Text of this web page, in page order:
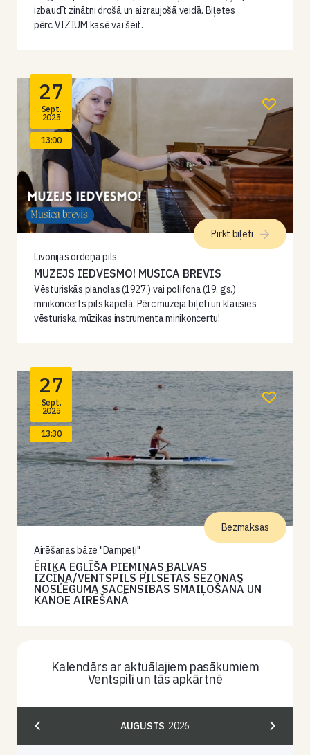
izbaudīt zinātni drošā un aizraujošā veidā. Biļetes
pērc VIZIUM kasē vai šeit.
27
Sept.
2025
13:00
Livonijas ordeņa pils
MUZEJS IEDVESMO! MUSICA BREVIS
Vēsturiskās pianolas (1927.) vai polifona (19. gs.)
minikoncerts pils kapelā. Pērc muzeja biļeti un klausies
vēsturiska mūzikas instrumenta minikoncertu!
Pirkt biļeti
27
Sept.
2025
13:30
Airēšanas bāze "Dampeļi"
ĒRIKA EGLĪŠA PIEMIŅAS BALVAS
IZCĪŅA/VENTSPILS PILSĒTAS SEZONAS
NOSLĒGUMA SACENSĪBAS SMAIĻOŠANĀ UN
KANOE AIRĒŠANĀ
Bezmaksas
Kalendārs ar aktuālajiem pasākumiem
Ventspilī un tās apkārtnē
AUGUSTS 2026